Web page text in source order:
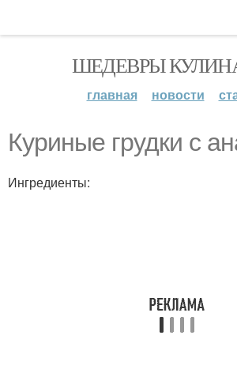
ШЕДЕВРЫ
главная новости
Куриные грудки с
Ингредиенты: